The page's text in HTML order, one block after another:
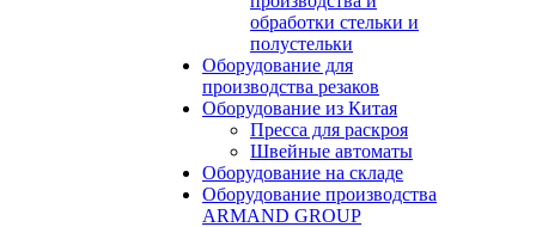
обработки стельки и
полустельки
Оборудование для
производства резаков
Оборудование из Китая
Пресса для раскроя
Швейные автоматы
Оборудование на складе
Оборудование производства
ARMAND GROUP